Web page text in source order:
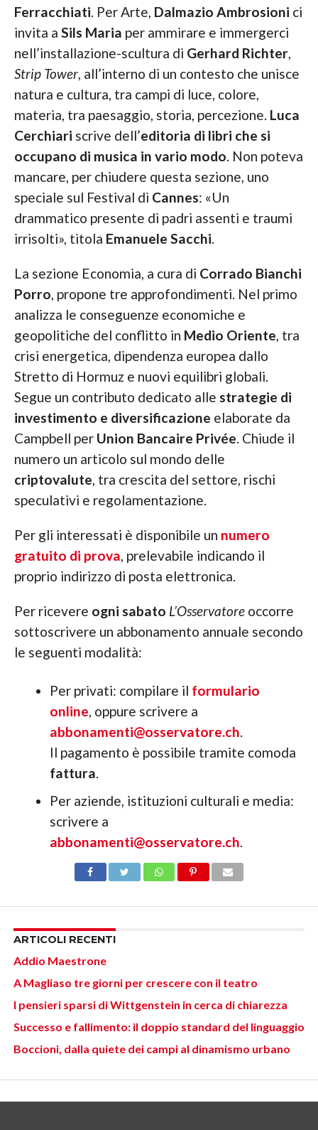
Ferracchiati . Per Arte, Dalmazio Ambrosioni ci
invita a Sils Maria per ammirare e immergerci
nell’installazione-scultura di Gerhard Richter,
Strip Tower, all’interno di un contesto che unisce
natura e cultura, tra campi di luce, colore,
materia, tra paesaggio, storia, percezione. Luca
Cerchiari scrive dell’editoria di libri che si
occupano di musica in vario modo . Non poteva
mancare, per chiudere questa sezione, uno
speciale sul Festival di Cannes: «Un
drammatico presente di padri assenti e traumi
irrisolti», titola Emanuele Sacchi
La sezione Economia, a cura di Corrado Bianchi
Porro , propone tre approfondimenti. Nel primo
analizza le conseguenze economiche e
geopolitiche del conflitto in Medio Oriente , tra
crisi energetica, dipendenza europea dallo
Stretto di Hormuz e nuovi equilibri globali.
Segue un contributo dedicato alle strategie di
investimento e diversificazione elaborate da
Campbell per Union Bancaire Privée . Chiude il
numero un articolo sul mondo delle
criptovalute , tra crescita del settore, rischi
speculativi e regolamentazione.
Per gli interessati è disponibile un numero
gratuito di prova , prelevabile indicando il
proprio indirizzo di posta elettronica.
Per ricevere ogni sabato L’Osservatoreoccorre
sottoscrivere un abbonamento annuale secondo
le seguenti modalità:
Per privati: compilare il formulario
online , oppure scrivere a
abbonamenti@osservatore.ch
Il pagamento è possibile tramite comoda
fattura
Per aziende, istituzioni culturali e media:
scrivere a
abbonamenti@osservatore.ch
ARTICOLI RECENTI
Addio Maestrone
A Magliaso tre giorni per crescere con il teatro
I pensieri sparsi di Wittgenstein in cerca di chiarezza
Successo e fallimento: il doppio standard del linguaggio
Boccioni, dalla quiete dei campi al dinamismo urbano